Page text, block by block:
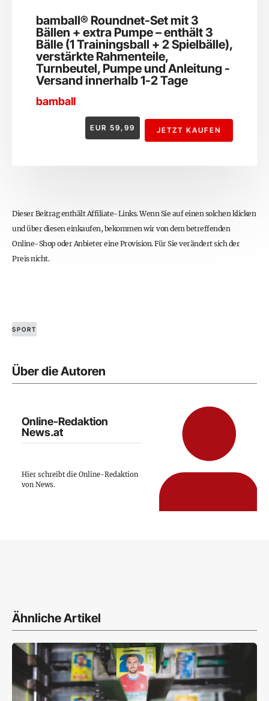
bamball® Roundnet-Set mit 3
Bällen + extra Pumpe – enthält 3
Bälle (1 Trainingsball + 2 Spielbälle),
verstärkte Rahmenteile,
Turnbeutel, Pumpe und Anleitung -
Versand innerhalb 1-2 Tage
bamball
EUR 59,99 JETZT KAUFEN
Dieser Beitrag enthält Affiliate-Links. Wenn Sie auf einen solchen klicken
und über diesen einkaufen, bekommen wir von dem betreffenden
Online-Shop oder Anbieter eine Provision. Für Sie verändert sich der
Preis nicht.
SPORT
Über die Autoren
Online-Redaktion
News.at
Hier schreibt die Online-Redaktion
von News.
Ähnliche Artikel